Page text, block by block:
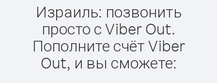
Израиль: позвонить
просто с Viber Out.
Пополните счёт Viber
Out, и вы сможете: